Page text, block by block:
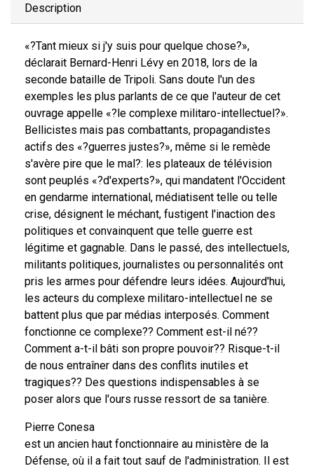
Description
«?Tant mieux si j'y suis pour quelque chose?»,
déclarait Bernard-Henri Lévy en 2018, lors de la
seconde bataille de Tripoli. Sans doute l'un des
exemples les plus parlants de ce que l'auteur de cet
ouvrage appelle «?le complexe militaro-intellectuel?».
Bellicistes mais pas combattants, propagandistes
actifs des «?guerres justes?», même si le remède
s'avère pire que le mal?: les plateaux de télévision
sont peuplés «?d'experts?», qui mandatent l'Occident
en gendarme international, médiatisent telle ou telle
crise, désignent le méchant, fustigent l'inaction des
politiques et convainquent que telle guerre est
légitime et gagnable. Dans le passé, des intellectuels,
militants politiques, journalistes ou personnalités ont
pris les armes pour défendre leurs idées. Aujourd'hui,
les acteurs du complexe militaro-intellectuel ne se
battent plus que par médias interposés. Comment
fonctionne ce complexe?? Comment est-il né??
Comment a-t-il bâti son propre pouvoir?? Risque-t-il
de nous entraîner dans des conflits inutiles et
tragiques?? Des questions indispensables à se
poser alors que l'ours russe ressort de sa tanière.
Pierre Conesa
est un ancien haut fonctionnaire au ministère de la
Défense, où il a fait tout sauf de l'administration. Il est